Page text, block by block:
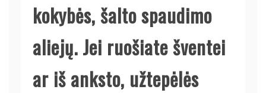
kokybės, šalto spaudimo
aliejų. Jei ruošiate šventei
ar iš anksto, užtepėlės